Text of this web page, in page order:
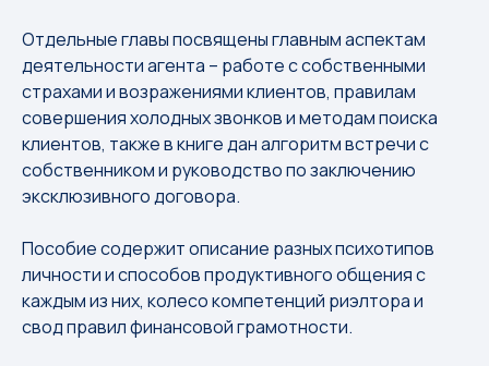
Отдельные главы посвящены главным аспектам
деятельности агента – работе с собственными
страхами и возражениями клиентов, правилам
совершения холодных звонков и методам поиска
клиентов, также в книге дан алгоритм встречи с
собственником и руководство по заключению
эксклюзивного договора.
Пособие содержит описание разных психотипов
личности и способов продуктивного общения с
каждым из них, колесо компетенций риэлтора и
свод правил финансовой грамотности.